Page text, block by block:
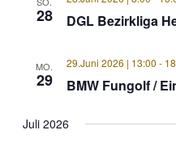
28 DGL Bezirkliga
MO.
29 BMW Fungolf /
29.Juni 2026 | 13:00 -
Juli 2026